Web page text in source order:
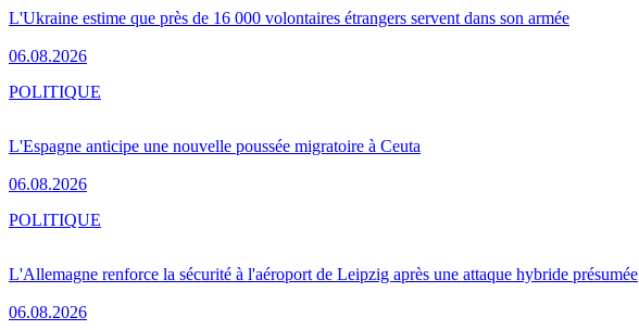
L'Ukraine estime que près de 16 000 volontaires étrangers servent dans son armée
06.08.2026
L'Espagne anticipe une nouvelle poussée migratoire à Ceuta
06.08.2026
POLITIQUE
L'Allemagne renforce la sécurité à l'aéroport de Leipzig après une attaque hybride présumée
06.08.2026
POLITIQUE